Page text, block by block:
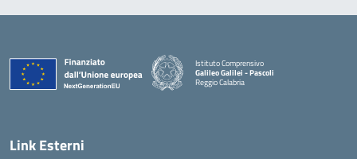
Istituto Comprensivo
Galileo Galilei - Pascoli
Reggio Calabria
Link Esterni